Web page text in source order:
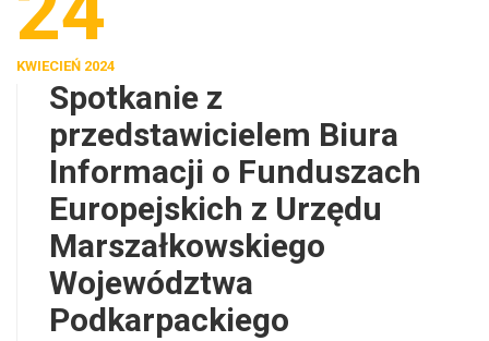
KWIECIEŃ 2024
Spotkanie z
przedstawicielem Biura
Informacji o Funduszach
Europejskich z Urzędu
Marszałkowskiego
Województwa
Podkarpackiego